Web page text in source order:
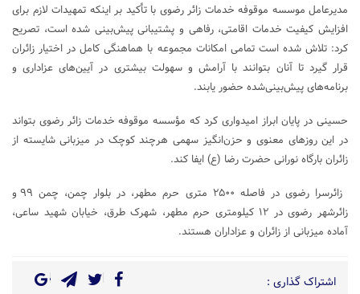
مدیرعامل موسسه موقوفه خدمات زائر رضوی با تأکید بر اینکه تمهیدات لازم برای
افزایش کیفیت خدمات اقامتی، رفاهی و پشتیبانی پیش‌بینی شده است، تصریح
کرد: تلاش شده است تمامی امکانات مجموعه با هماهنگی کامل در اختیار زائران
قرار گیرد تا آنان بتوانند با آرامش و سهولت بیشتری در آیین‌های عزاداری و
برنامه‌های پیش‌بینی‌شده حضور یابند.
حسینی در پایان ابراز امیدواری کرد که مؤسسه موقوفه خدمات زائر رضوی بتواند
در این روز‌های معنوی و حزن‌انگیز سهمی هرچند کوچک در میزبانی شایسته از
زائران بارگاه نورانی حضرت رضا (ع) ایفا کند.
زائرسرا رضوی در فاصله ۲۵۰۰ متری حرم مطهر، در بلوار چمن، چمن ۹۹ و
زائرشهر رضوی در ۱۲ کیلومتری حرم مطهر، شهرک طرق، خیابان شهید ساعی،
آماده میزبانی از زائران و عزاداران هستند.
اشتراک گذاری :